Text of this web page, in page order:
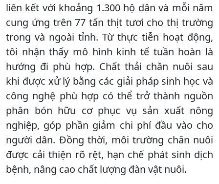
liên kết với khoảng 1.300 hộ dân và mỗi năm
cung ứng trên 77 tấn thịt tươi cho thị trường
trong và ngoài tỉnh. Từ thực tiễn hoạt động,
tôi nhận thấy mô hình kinh tế tuần hoàn là
hướng đi phù hợp. Chất thải chăn nuôi sau
khi được xử lý bằng các giải pháp sinh học và
công nghệ phù hợp có thể trở thành nguồn
phân bón hữu cơ phục vụ sản xuất nông
nghiệp, góp phần giảm chi phí đầu vào cho
người dân. Đồng thời, môi trường chăn nuôi
được cải thiện rõ rệt, hạn chế phát sinh dịch
bệnh, nâng cao chất lượng đàn vật nuôi.